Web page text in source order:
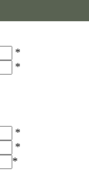
*
*
*
*
*